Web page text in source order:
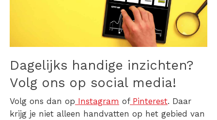
Dagelijks handige inzichten?
Volg ons op social media!
Volg ons dan op Instagram ofPinterest. Daar
krijg je niet alleen handvatten op het gebied van